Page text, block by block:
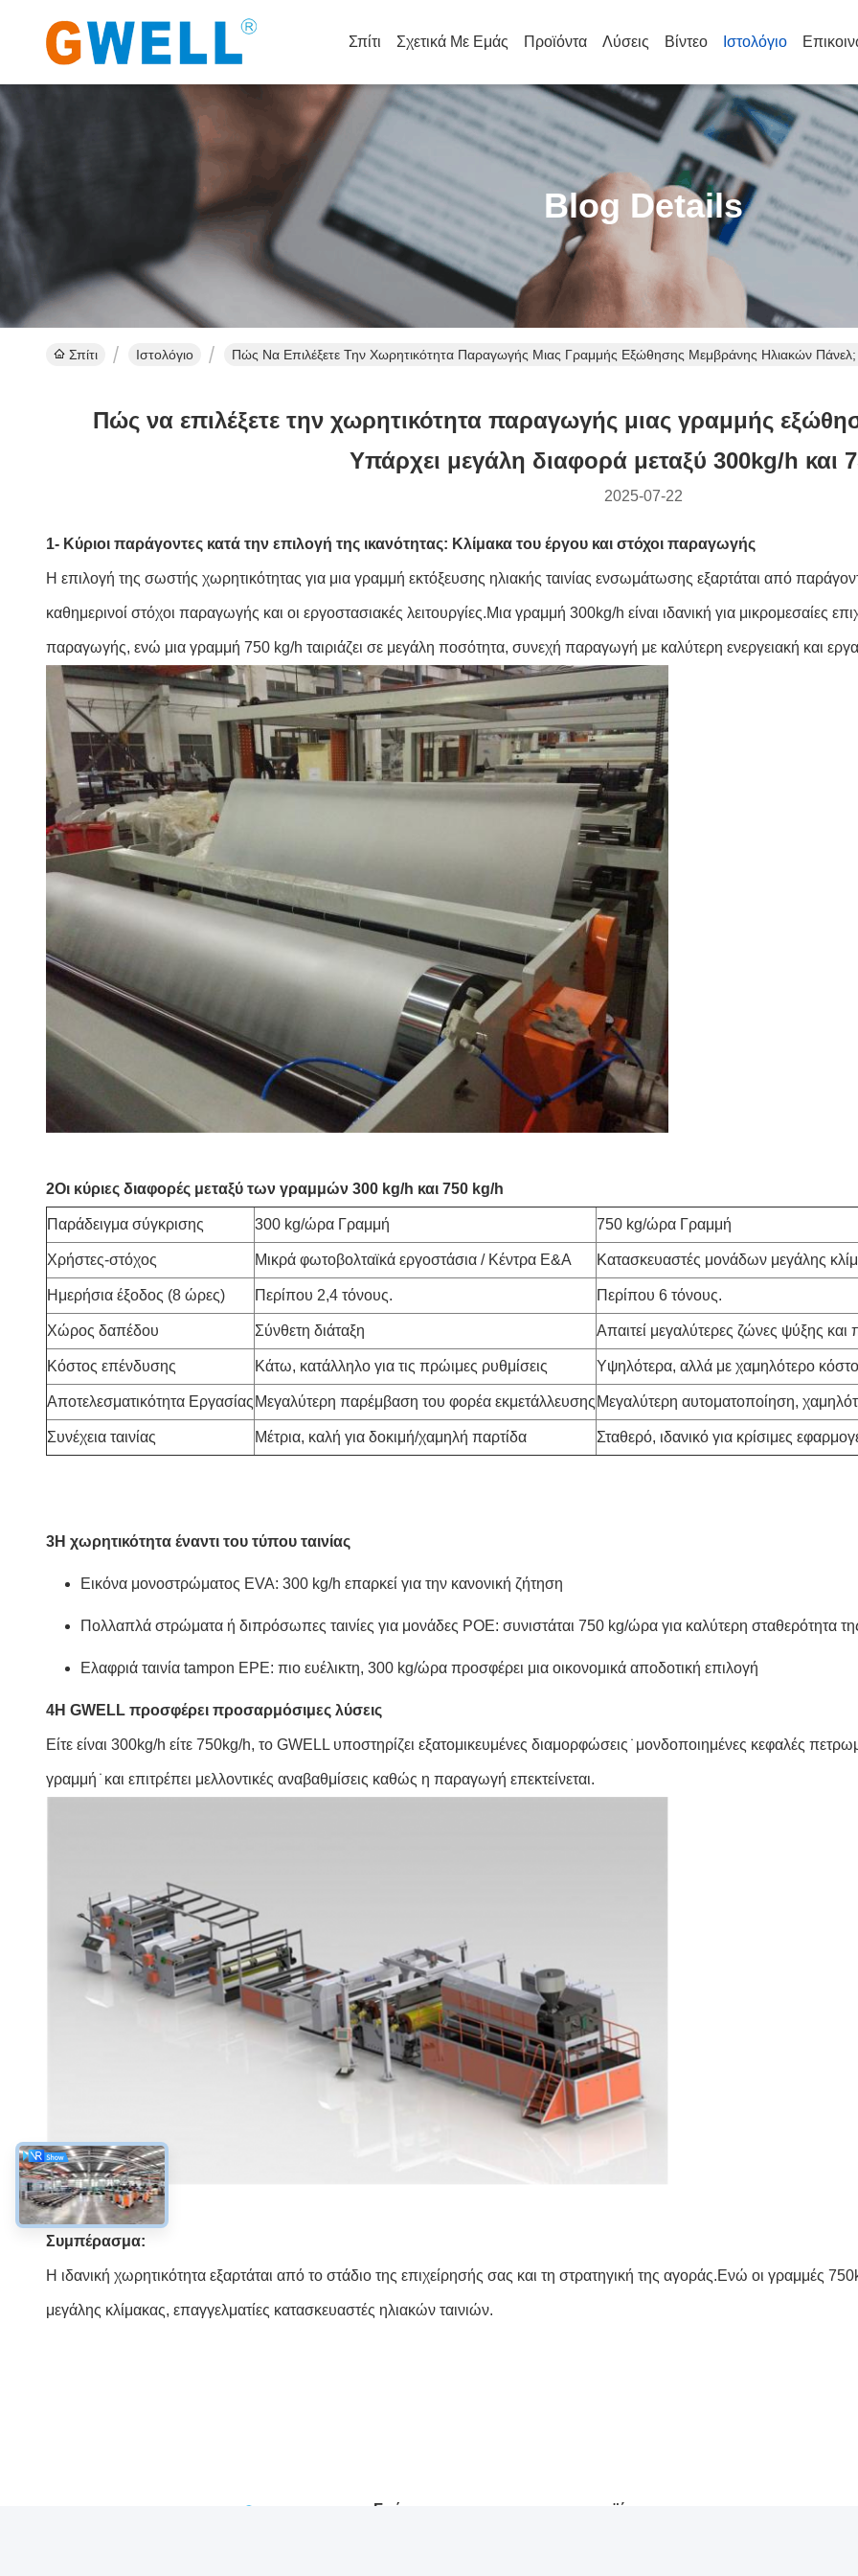
Σπίτι Σχετικά Με Εμάς Προϊόντα Λύσεις Βίντεο Ιστολόγιο
Blog Details
Σπίτι Ιστολόγιο Πώς Να Επιλέξετε Την Χωρητικότητα Παραγωγής Μιας Γραμμής Εξώθησης Μεμβράνης Ηλιακών
Πώς να επιλέξετε την χωρητικότητα παραγωγής μιας γραμμής
Υπάρχει μεγάλη διαφορά μεταξύ 300kg/h και
2025-07-22
1- Κύριοι παράγοντες κατά την επιλογή της ικανότητας: Κλίμακα του έργου και στόχοι παραγωγής
Η επιλογή της σωστής χωρητικότητας για μια γραμμή εκτόξευσης ηλιακής ταινίας ενσωμάτωσης εξαρτάται από
καθημερινοί στόχοι παραγωγής και οι εργοστασιακές λειτουργίες.Μια γραμμή 300kg/h είναι ιδανική για μικρομεσαίες
παραγωγής, ενώ μια γραμμή 750 kg/h ταιριάζει σε μεγάλη ποσότητα, συνεχή παραγωγή με καλύτερη ενεργειακή και
2Οι κύριες διαφορές μεταξύ των γραμμών 300 kg/h και 750 kg/h
Παράδειγμα σύγκρισης 300 kg/ώρα Γραμμή 750 kg/ώρα Γραμμή
Χρήστες-στόχος Μικρά φωτοβολταϊκά εργοστάσια / Κέντρα Ε&Α Κατασκευαστές μονάδων μεγάλης
Ημερήσια έξοδος (8 ώρες) Περίπου 2,4 τόνους. Περίπου 6 τόνους.
Χώρος δαπέδου Σύνθετη διάταξη Απαιτεί μεγαλύτερες ζώνες ψύξης και
Κόστος επένδυσης Κάτω, κατάλληλο για τις πρώιμες ρυθμίσεις Υψηλότερα, αλλά με χαμηλότερο
Αποτελεσματικότητα Εργασίας Μεγαλύτερη παρέμβαση του φορέα εκμετάλλευσης Μεγαλύτερη αυτοματοποίηση,
Συνέχεια ταινίας Μέτρια, καλή για δοκιμή/χαμηλή παρτίδα Σταθερό, ιδανικό για κρίσιμες
3Η χωρητικότητα έναντι του τύπου ταινίας
Εικόνα μονοστρώματος EVA: 300 kg/h επαρκεί για την κανονική ζήτηση
Πολλαπλά στρώματα ή διπρόσωπες ταινίες για μονάδες POE: συνιστάται 750 kg/ώρα για καλύτερη σταθερότητα
Ελαφριά ταινία tampon EPE: πιο ευέλικτη, 300 kg/ώρα προσφέρει μια οικονομικά αποδοτική επιλογή
4Η GWELL προσφέρει προσαρμόσιμες λύσεις
Είτε είναι 300kg/h είτε 750kg/h, το GWELL υποστηρίζει εξατομικευμένες διαμορφώσεις ̇ μονδοποιημένες κεφαλές
γραμμή ̇ και επιτρέπει μελλοντικές αναβαθμίσεις καθώς η παραγωγή επεκτείνεται.
Συμπέρασμα:
Η ιδανική χωρητικότητα εξαρτάται από το στάδιο της επιχείρησής σας και τη στρατηγική της αγοράς.Ενώ οι γραμμές
μεγάλης κλίμακας, επαγγελματίες κατασκευαστές ηλιακών ταινιών.
Γρήγορος
προϊόντα